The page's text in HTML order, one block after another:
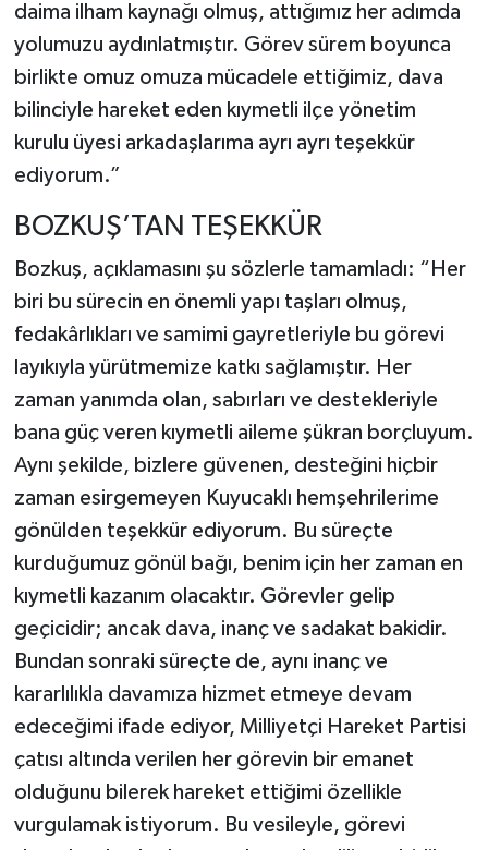
daima ilham kaynağı olmuş, attığımız her adımda
yolumuzu aydınlatmıştır. Görev sürem boyunca
birlikte omuz omuza mücadele ettiğimiz, dava
bilinciyle hareket eden kıymetli ilçe yönetim
kurulu üyesi arkadaşlarıma ayrı ayrı teşekkür
ediyorum.”
BOZKUŞ’TAN TEŞEKKÜR
Bozkuş, açıklamasını şu sözlerle tamamladı: “Her
biri bu sürecin en önemli yapı taşları olmuş,
fedakârlıkları ve samimi gayretleriyle bu görevi
layıkıyla yürütmemize katkı sağlamıştır. Her
zaman yanımda olan, sabırları ve destekleriyle
bana güç veren kıymetli aileme şükran borçluyum.
Aynı şekilde, bizlere güvenen, desteğini hiçbir
zaman esirgemeyen Kuyucaklı hemşehrilerime
gönülden teşekkür ediyorum. Bu süreçte
kurduğumuz gönül bağı, benim için her zaman en
kıymetli kazanım olacaktır. Görevler gelip
geçicidir; ancak dava, inanç ve sadakat bakidir.
Bundan sonraki süreçte de, aynı inanç ve
kararlılıkla davamıza hizmet etmeye devam
edeceğimi ifade ediyor, Milliyetçi Hareket Partisi
çatısı altında verilen her görevin bir emanet
olduğunu bilerek hareket ettiğimi özellikle
vurgulamak istiyorum. Bu vesileyle, görevi